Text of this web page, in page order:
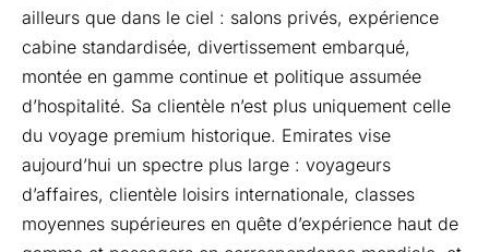
ailleurs que dans le ciel : salons privés, expérience
cabine standardisée, divertissement embarqué,
montée en gamme continue et politique assumée
d’hospitalité. Sa clientèle n’est plus uniquement celle
du voyage premium historique. Emirates vise
aujourd’hui un spectre plus large : voyageurs
d’affaires, clientèle loisirs internationale, classes
moyennes supérieures en quête d’expérience haut de